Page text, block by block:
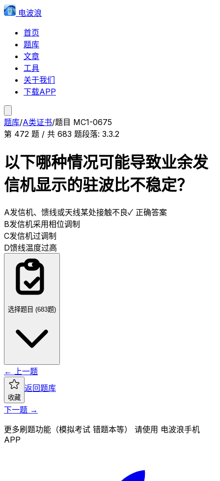
电波浪
首页
题库
文章
工具
关于我们
下载APP
题库/A类证书/题目 MC1-0675
第 472 题 / 共 683 题段落: 3.3.2
以下哪种情况可能导致业余发
信机显示的驻波比不稳定？
A发信机、馈线或天线某处接触不良✓ 正确答案
B发信机采用相位调制
C发信机过调制
D馈线温度过高
选择题目 (683题)
← 上一题
收藏
返回题库
下一题 →
更多刷题功能（模拟考试 错题本等） 请使用 电波浪手机
APP